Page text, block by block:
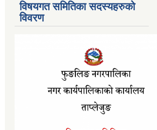
विषयगत समितिका सदस्यहरुको
विवरण